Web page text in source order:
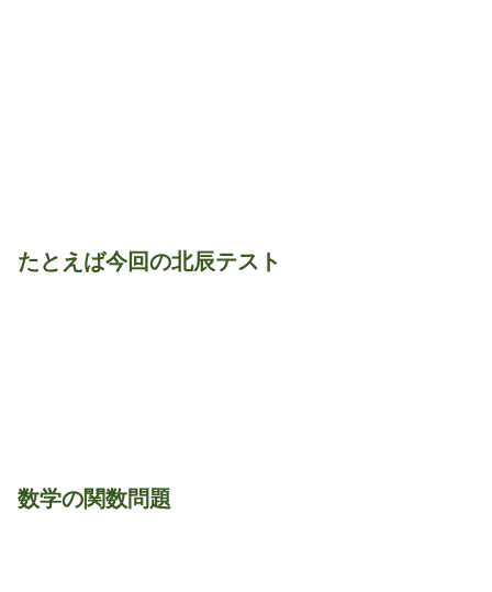
たとえば今回の北辰テスト
数学の関数問題